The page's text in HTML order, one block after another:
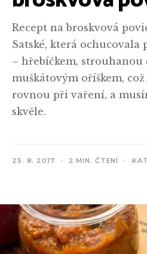
Recept na broskvová
Satské, která
– hřebíčkem,
muškátovým oříškem,
rovnou při vaření, a
skvěle.
25. 8. 2017 2 MIN. ČTENÍ